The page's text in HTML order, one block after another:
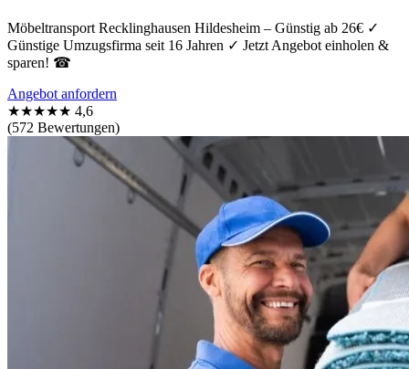
Möbeltransport Recklinghausen Hildesheim – Günstig ab 26€ ✓
Günstige Umzugsfirma seit 16 Jahren ✓ Jetzt Angebot einholen &
sparen! ☎
Angebot anfordern
★★★★★ 4,6
(572 Bewertungen)